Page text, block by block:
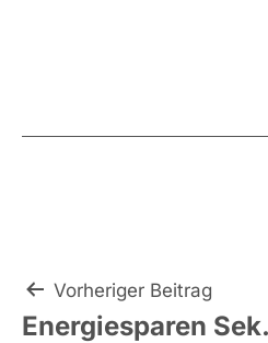
Vorheriger Beitrag
Energiesparen